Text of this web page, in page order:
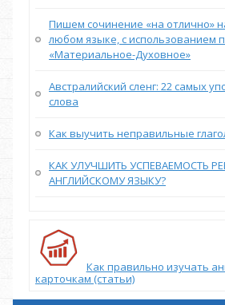
Пишем сочинение «на отлично»
любом языке, с использованием
«Материальное-Духовное»
Австралийский сленг: 22 самых
слова
Как выучить неправильные
КАК УЛУЧШИТЬ УСПЕВАЕМОСТЬ
АНГЛИЙСКОМУ ЯЗЫКУ?
Как правильно изучать
карточкам (статьи)